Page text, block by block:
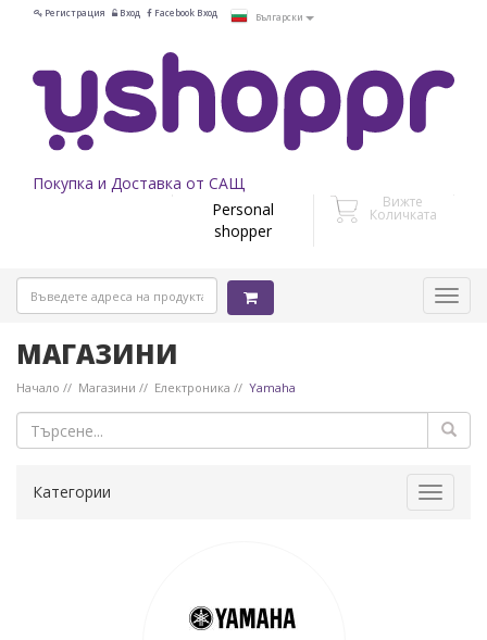
Регистрация Вход Facebook Вход Български
Покупка и Доставка от САЩ
Personal
shopper
Вижте
Количката
МАГАЗИНИ
Начало Магазини Електроника Yamaha
Toggle
Категории